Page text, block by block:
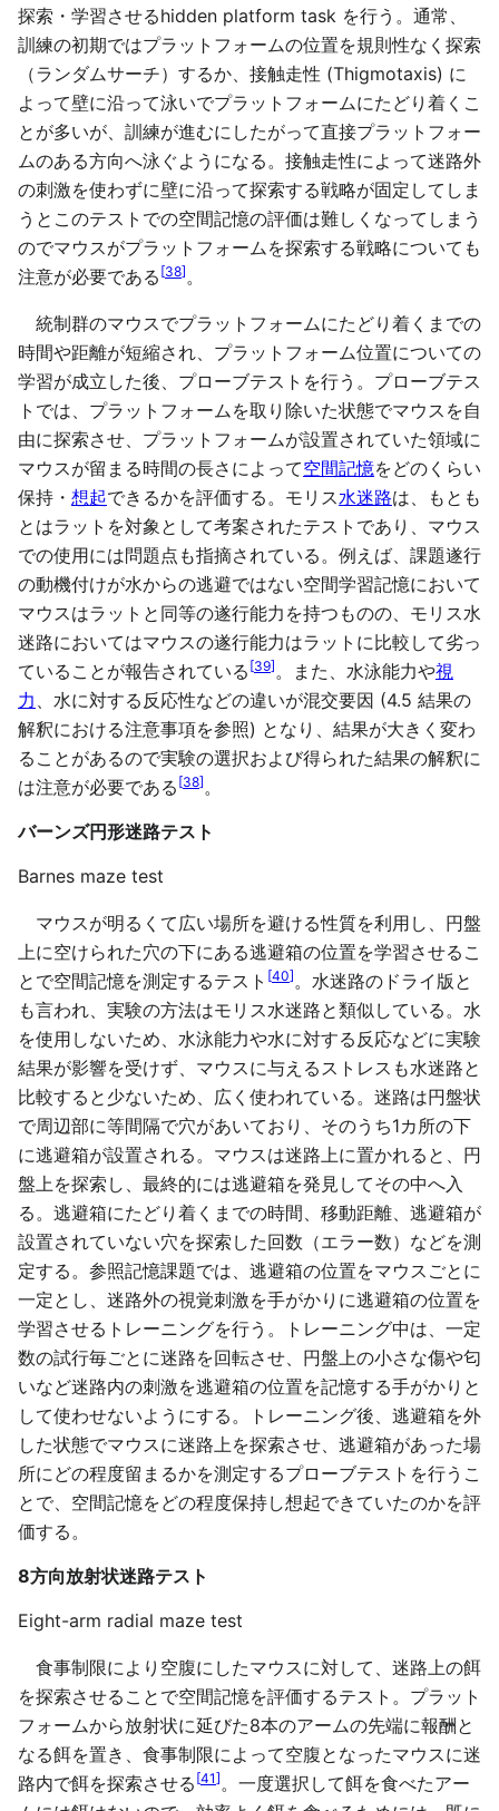
探索・学習させるhidden platform task を行う。通常、
訓練の初期ではプラットフォームの位置を規則性なく探索
（ランダムサーチ）するか、接触走性 (Thigmotaxis) に
よって壁に沿って泳いでプラットフォームにたどり着くこ
とが多いが、訓練が進むにしたがって直接プラットフォー
ムのある方向へ泳ぐようになる。接触走性によって迷路外
の刺激を使わずに壁に沿って探索する戦略が固定してしま
うとこのテストでの空間記憶の評価は難しくなってしまう
のでマウスがプラットフォームを探索する戦略についても
注意が必要である [38]。
統制群のマウスでプラットフォームにたどり着くまでの
時間や距離が短縮され、プラットフォーム位置についての
学習が成立した後、プローブテストを行う。プローブテス
トでは、プラットフォームを取り除いた状態でマウスを自
由に探索させ、プラットフォームが設置されていた領域に
マウスが留まる時間の長さによって空間記憶をどのくらい
保持・ 想起できるかを評価する。モリス水迷路は、もとも
とはラットを対象として考案されたテストであり、マウス
での使用には問題点も指摘されている。例えば、課題遂行
の動機付けが水からの逃避ではない空間学習記憶において
マウスはラットと同等の遂行能力を持つものの、モリス水
迷路においてはマウスの遂行能力はラットに比較して劣っ
ていることが報告されている [39]。また、水泳能力や視
力 、水に対する反応性などの違いが混交要因 (4.5 結果の
解釈における注意事項を参照) となり、結果が大きく変わ
ることがあるので実験の選択および得られた結果の解釈に
は注意が必要である [38]。
バーンズ円形迷路テスト
Barnes maze test
マウスが明るくて広い場所を避ける性質を利用し、円盤
上に空けられた穴の下にある逃避箱の位置を学習させるこ
とで空間記憶を測定するテスト [40]。水迷路のドライ版と
も言われ、実験の方法はモリス水迷路と類似している。水
を使用しないため、水泳能力や水に対する反応などに実験
結果が影響を受けず、マウスに与えるストレスも水迷路と
比較すると少ないため、広く使われている。迷路は円盤状
で周辺部に等間隔で穴があいており、そのうち1カ所の下
に逃避箱が設置される。マウスは迷路上に置かれると、円
盤上を探索し、最終的には逃避箱を発見してその中へ入
る。逃避箱にたどり着くまでの時間、移動距離、逃避箱が
設置されていない穴を探索した回数（エラー数）などを測
定する。参照記憶課題では、逃避箱の位置をマウスごとに
一定とし、迷路外の視覚刺激を手がかりに逃避箱の位置を
学習させるトレーニングを行う。トレーニング中は、一定
数の試行毎ごとに迷路を回転させ、円盤上の小さな傷や匂
いなど迷路内の刺激を逃避箱の位置を記憶する手がかりと
して使わせないようにする。トレーニング後、逃避箱を外
した状態でマウスに迷路上を探索させ、逃避箱があった場
所にどの程度留まるかを測定するプローブテストを行うこ
とで、空間記憶をどの程度保持し想起できていたのかを評
価する。
8方向放射状迷路テスト
Eight-arm radial maze test
食事制限により空腹にしたマウスに対して、迷路上の餌
を探索させることで空間記憶を評価するテスト。プラット
フォームから放射状に延びた8本のアームの先端に報酬と
なる餌を置き、食事制限によって空腹となったマウスに迷
路内で餌を探索させる [41]。一度選択して餌を食べたアー